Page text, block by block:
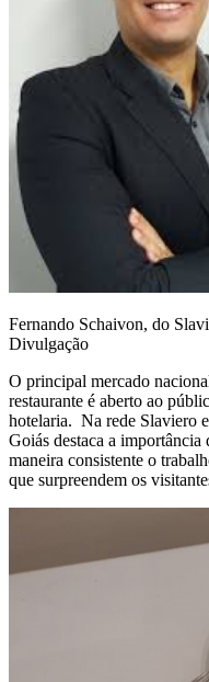
Fernando Schaivon, do
Divulgação
O principal mercado
restaurante é aberto ao
hotelaria. Na rede Slaviero
Goiás destaca a
maneira consistente o
que surpreendem os